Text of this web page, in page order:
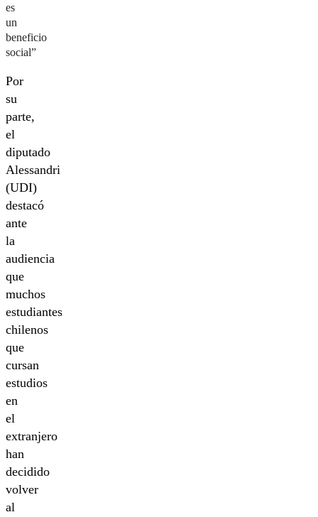
es
un
beneficio
social”
Por
su
parte,
el
diputado
Alessandri
(UDI)
destacó
ante
la
audiencia
que
muchos
estudiantes
chilenos
que
cursan
estudios
en
el
extranjero
han
decidido
volver
al